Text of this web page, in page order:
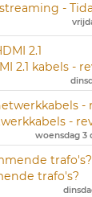
-
2.1 kabels -
-
woensdag 3
trafo's?